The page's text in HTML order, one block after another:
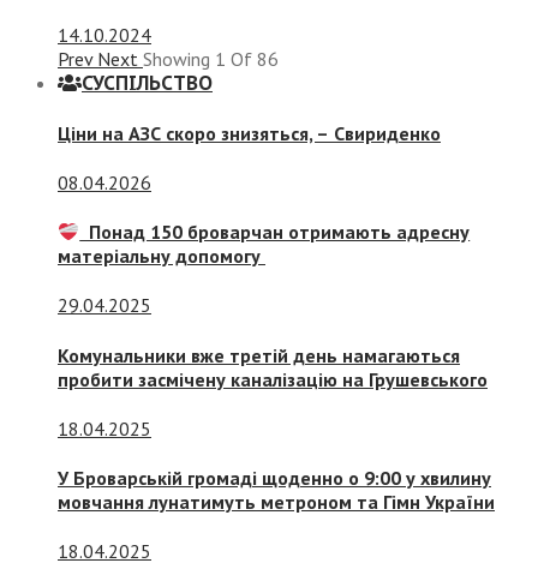
14.10.2024
Prev Next Showing 1 Of 86
СУСПIЛЬСТВО
Ціни на АЗС скоро знизяться, – Свириденко
08.04.2026
Понад 150 броварчан отримають адресну
матеріальну допомогу
29.04.2025
Комунальники вже третій день намагаються
пробити засмічену каналізацію на Грушевського
18.04.2025
У Броварській громаді щоденно о 9:00 у хвилину
мовчання лунатимуть метроном та Гімн України
18.04.2025